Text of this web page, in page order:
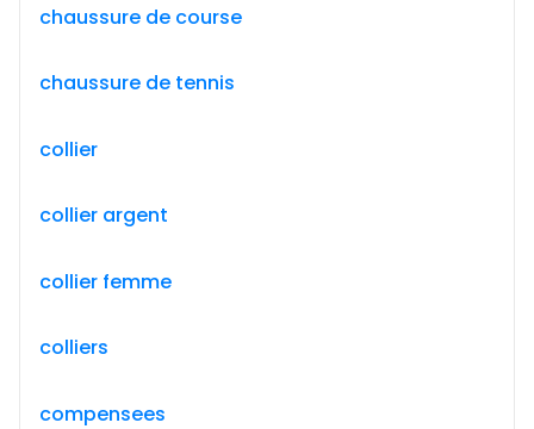
chaussure de course
chaussure de tennis
collier
collier argent
collier femme
colliers
compensees